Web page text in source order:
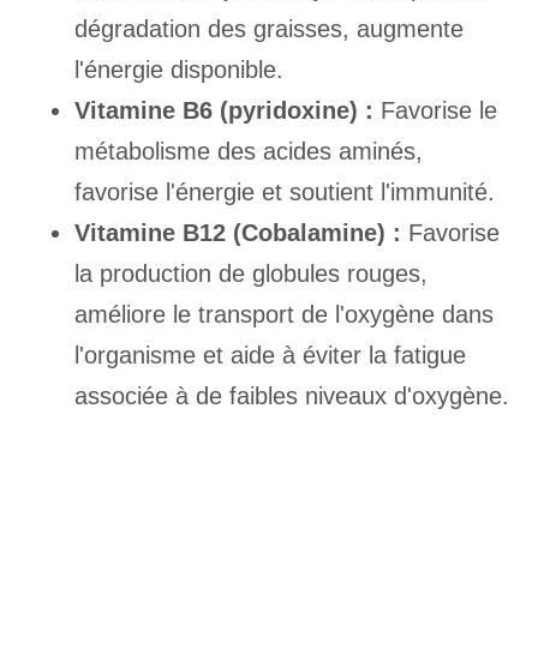
dégradation des graisses, augmente
l'énergie disponible.
Vitamine B6 (pyridoxine) : Favorise le
métabolisme des acides aminés,
favorise l'énergie et soutient l'immunité.
Vitamine B12 (Cobalamine) : Favorise
la production de globules rouges,
améliore le transport de l'oxygène dans
l'organisme et aide à éviter la fatigue
associée à de faibles niveaux d'oxygène.